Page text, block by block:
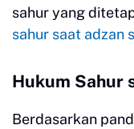
sahur yang
sahur saat adzan
Hukum Sahur
Berdasarkan